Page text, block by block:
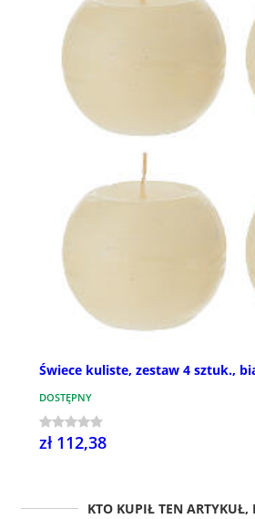
Świece kuliste, zestaw 4 sztuk.,
DOSTĘPNY
zł 112,38
KTO KUPIŁ TEN ARTYKUŁ,